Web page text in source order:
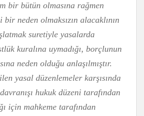
bir bütün olmasına rağmen
neden olmaksızın alacaklının
suretiyle yasalarda
kuralına uymadığı, borçlunun
neden olduğu anlaşılmıştır.
yasal düzenlemeler karşısında
hukuk düzeni tarafından
için mahkeme tarafından